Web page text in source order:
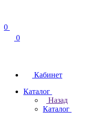
0
0
Кабинет
Каталог
Назад
Каталог